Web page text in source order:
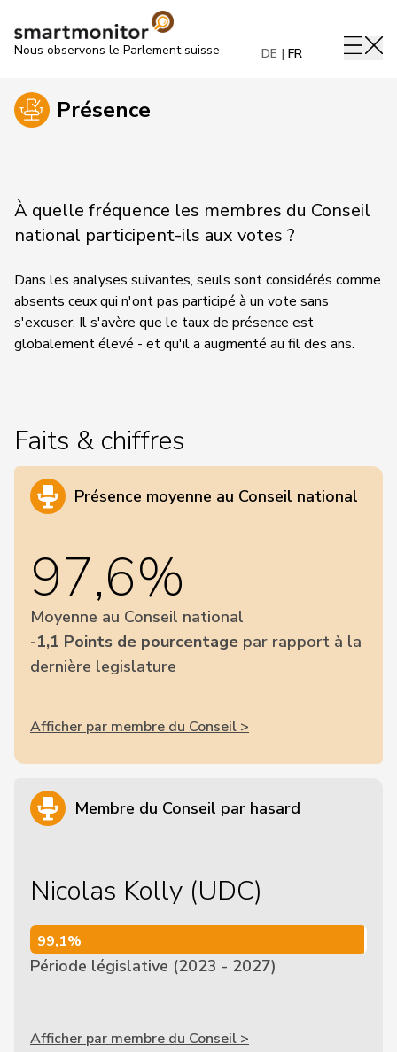
Nous observons le Parlement suisse DE FR
Présence
À quelle fréquence les membres du Conseil
national participent-ils aux votes ?
Dans les analyses suivantes, seuls sont considérés comme
absents ceux qui n'ont pas participé à un vote sans
s'excuser. Il s'avère que le taux de présence est
globalement élevé - et qu'il a augmenté au fil des ans.
Faits & chiffres
Présence moyenne au Conseil national
97,6%
Moyenne au Conseil national
-1,1 Points de pourcentage par rapport à la
dernière legislature
Afficher par membre du Conseil >
Membre du Conseil par hasard
Nicolas Kolly (UDC)
99,1%
99,1%
Période législative (2023 - 2027)
Afficher par membre du Conseil >